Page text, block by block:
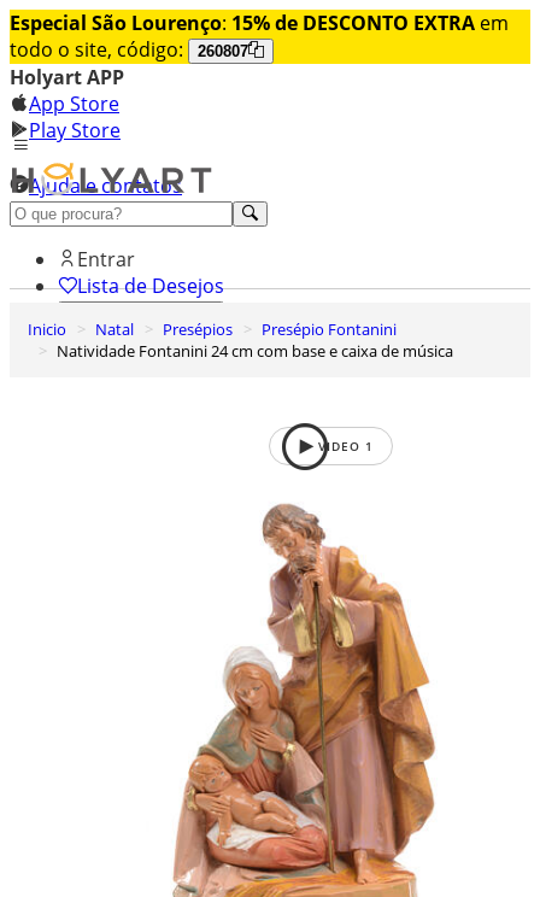
Especial São Lourenço: 15% de DESCONTO EXTRA em
todo o site, código:
260807
Holyart APP
App Store
Play Store
Ajuda e contatos
Conheça premium
Entrar
Lista de Desejos
Carrinho de Compras
Inicio Natal Presépios
Presépio Fontanini
Natividade Fontanini 24 cm com base e caixa de música
VIDEO 1